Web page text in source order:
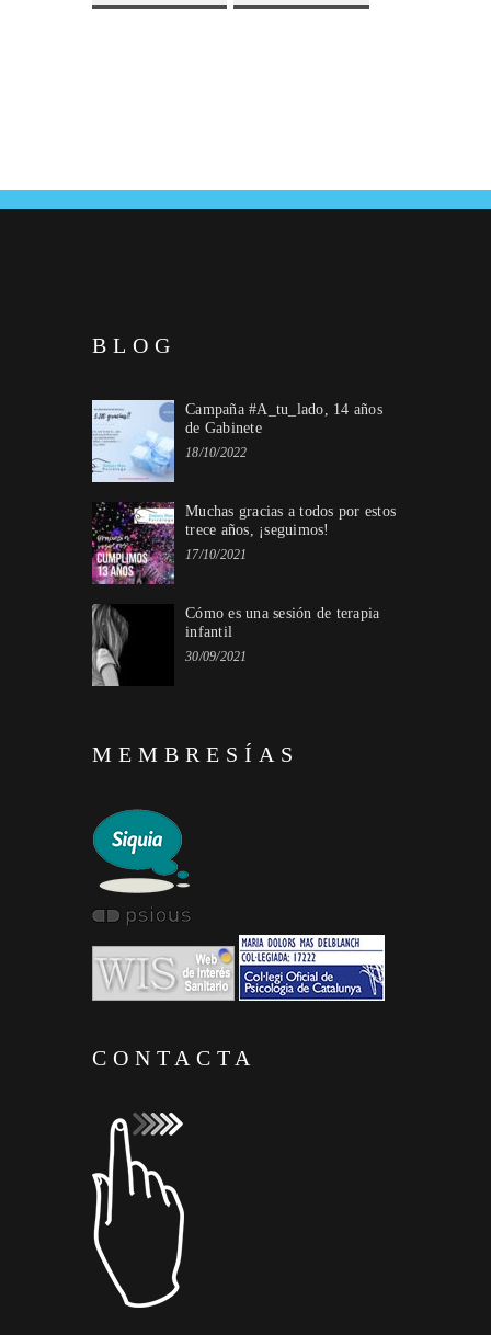
BLOG
Campaña #A_tu_lado, 14 años
de Gabinete
18/10/2022
Muchas gracias a todos por estos
trece años, ¡seguimos!
17/10/2021
Cómo es una sesión de terapia
infantil
30/09/2021
MEMBRESÍAS
CONTACTA